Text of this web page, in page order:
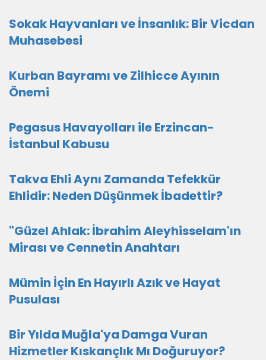
Sokak Hayvanları ve İnsanlık: Bir Vicdan
Muhasebesi
Kurban Bayramı ve Zilhicce Ayının
Önemi
Pegasus Havayolları ile Erzincan-
İstanbul Kabusu
Takva Ehli Aynı Zamanda Tefekkür
Ehlidir: Neden Düşünmek İbadettir?
"Güzel Ahlak: İbrahim Aleyhisselam'ın
Mirası ve Cennetin Anahtarı
Mümin İçin En Hayırlı Azık ve Hayat
Pusulası
Bir Yılda Muğla'ya Damga Vuran
Hizmetler Kıskançlık Mı Doğuruyor?